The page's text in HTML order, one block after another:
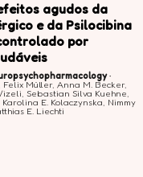
agudos da
e da Psilocibina
por
•
Müller, Anna M. Becker,
Sebastian Silva Kuehne,
E. Kolaczynska, Nimmy
E. Liechti